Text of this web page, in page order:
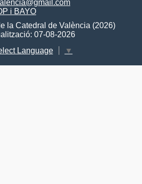
i BAYO
la Catedral de València (2026)
07-08-2026
Language
▼